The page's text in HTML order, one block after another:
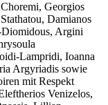
Georgios
Damianos
Argini
Lampridi, Ioanna
Argyriadis sowie
mit Respekt
Venizelos,